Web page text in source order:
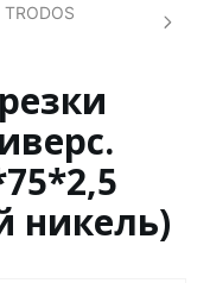
никель)